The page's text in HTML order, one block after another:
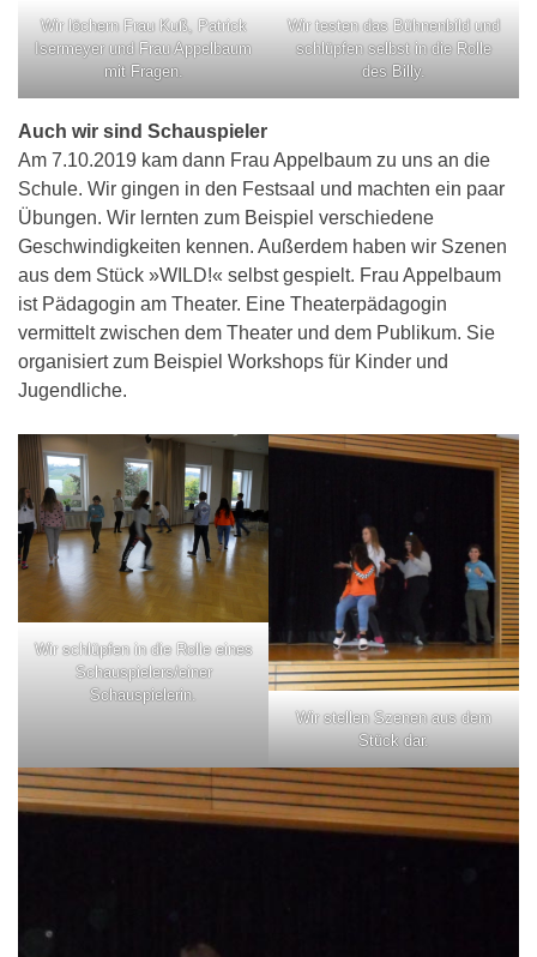
Wir löchern Frau Kuß, Patrick
Isermeyer und Frau Appelbaum
mit Fragen.
Wir testen das Bühnenbild und
schlüpfen selbst in die Rolle
des Billy.
Auch wir sind Schauspieler
Am 7.10.2019 kam dann Frau Appelbaum zu uns an die
Schule. Wir gingen in den Festsaal und machten ein paar
Übungen. Wir lernten zum Beispiel verschiedene
Geschwindigkeiten kennen. Außerdem haben wir Szenen
aus dem Stück »WILD!« selbst gespielt. Frau Appelbaum
ist Pädagogin am Theater. Eine Theaterpädagogin
vermittelt zwischen dem Theater und dem Publikum. Sie
organisiert zum Beispiel Workshops für Kinder und
Jugendliche.
Wir schlüpfen in die Rolle eines
Schauspielers/einer
Schauspielerin.
Wir stellen Szenen aus dem
Stück dar.